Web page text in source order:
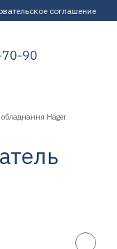
соглашение
90
Hager